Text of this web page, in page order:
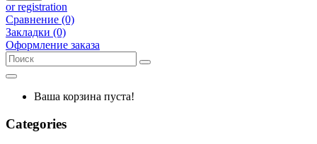
or registration
Сравнение (0)
Закладки (0)
Оформление заказа
Ваша корзина пуста!
Categories